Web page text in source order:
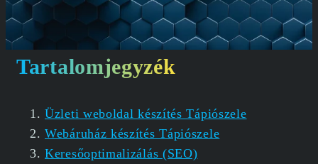
Tartalomjegyzék
Üzleti weboldal készítés Tápiószele
Webáruház készítés Tápiószele
Keresőoptimalizálás (SEO)